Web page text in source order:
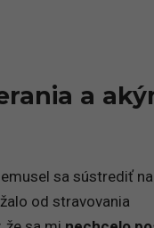
a
sa sústrediť na
od stravovania